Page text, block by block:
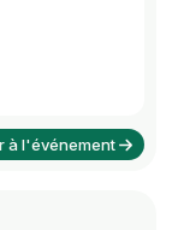
à l'événement